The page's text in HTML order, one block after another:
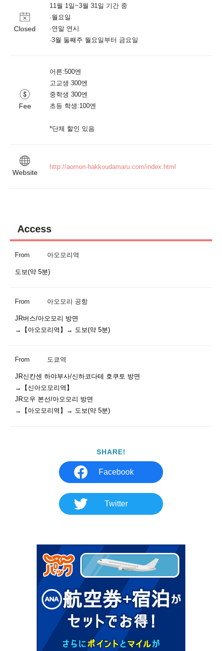
Closed
11월 1일~3월 31일 기간 중
·월요일
·연말 연시
Fee
어른:500엔
고교생 300엔
중학생 300엔
초등 학생:100엔
*단체 할인 있음
Website
http://aomori-hakkoudamaru.com/index.html
Access
From 아오모리역
도보(약 5분)
From 아오모리 공항
JR버스/아오모리 방면
From 도쿄역
JR신칸센 하야부사/신하코다테 호쿠토 방면
→【신아오모리역】
JR오우 본선/아오모리 방면
SHARE!
Facebook
Twitter